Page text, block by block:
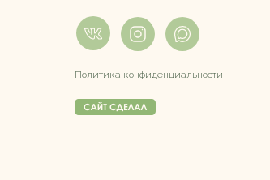
Политика конфиденциальности